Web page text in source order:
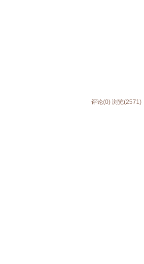
评论(0) 浏览(2571)